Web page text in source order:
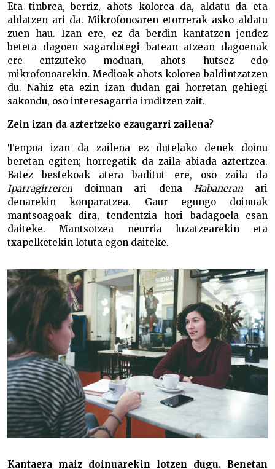
Eta tinbrea, berriz, ahots kolorea da, aldatu da eta
aldatzen ari da. Mikrofonoaren etorrerak asko aldatu
zuen hau. Izan ere, ez da berdin kantatzen jendez
beteta dagoen sagardotegi batean atzean dagoenak
ere entzuteko moduan, ahots hutsez edo
mikrofonoarekin. Medioak ahots kolorea baldintzatzen
du. Nahiz eta ezin izan dudan gai horretan gehiegi
sakondu, oso interesagarria iruditzen zait.
Zein izan da aztertzeko ezaugarri zailena?
Tenpoa izan da zailena ez dutelako denek doinu
beretan egiten; horregatik da zaila abiada aztertzea.
Batez bestekoak atera baditut ere, oso zaila da
Iparragirreren doinuan ari dena Habaneranari
denarekin konparatzea. Gaur egungo doinuak
mantsoagoak dira, tendentzia hori badagoela esan
daiteke. Mantsotzea neurria luzatzearekin eta
txapelketekin lotuta egon daiteke.
Kantaera maiz doinuarekin lotzen dugu. Benetan